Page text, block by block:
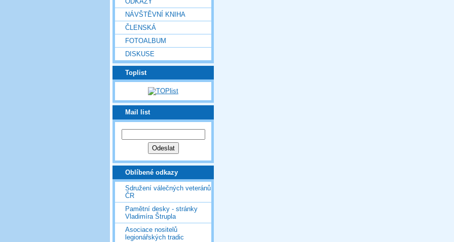
NÁVŠTĚVNÍ KNIHA
ČLENSKÁ
FOTOALBUM
DISKUSE
Toplist
Mail list
Oblíbené odkazy
Sdružení válečných veteránů
ČR
Pamětní desky - stránky
Vladimíra Štrupla
Asociace nositelů
legionářských tradic